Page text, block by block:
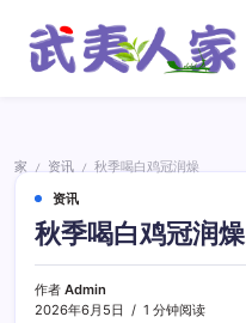
家
家 / 资讯 /
秋季喝白鸡冠润燥
资讯
秋季喝白鸡冠润燥
作者 Admin
2026年6月5日
1 分钟阅读